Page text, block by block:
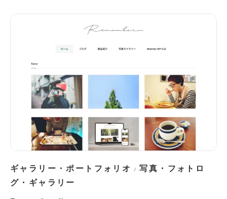
ギャラリー・ポートフォリオ /写真・フォトロ
グ・ギャラリー